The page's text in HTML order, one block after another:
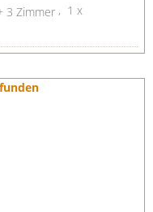
, 1 x